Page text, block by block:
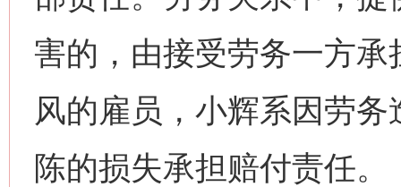
害的，由接受劳务一方
风的雇员，小辉系因劳
陈的损失承担赔付责任。